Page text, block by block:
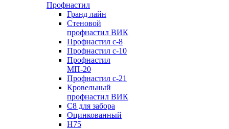
Профнастил
Гранд лайн
Стеновой
профнастил ВИК
Профнастил с-8
Профнастил с-10
Профнастил
МП-20
Профнастил с-21
Кровельный
профнастил ВИК
С8 для забора
Оцинкованный
Н75